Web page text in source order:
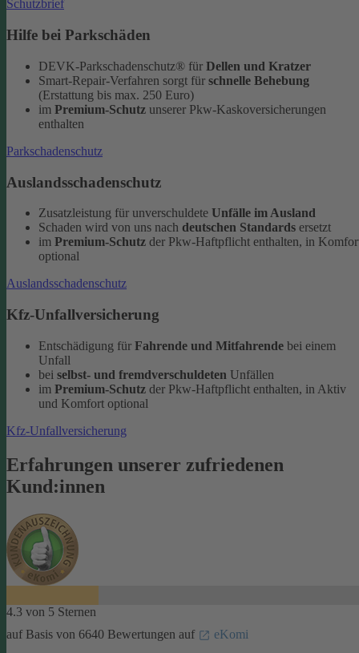
Schutzbrief
Hilfe bei Parkschäden
DEVK-Parkschadenschutz® für Dellen und Kratzer
Smart-Repair-Verfahren sorgt für schnelle Behebung
(Erstattung bis max. 250 Euro)
im Premium-Schutz unserer Pkw-Kaskoversicherungen
enthalten
Parkschadenschutz
Auslandsschadenschutz
Zusatzleistung für unverschuldete Unfälle im Ausland
Schaden wird von uns nach deutschen Standards ersetzt
im Premium-Schutz der Pkw-Haftpflicht enthalten, in
optional
Auslandsschadenschutz
Kfz-Unfallversicherung
Entschädigung für Fahrende und Mitfahrende bei einem
Unfall
bei selbst- und fremdverschuldeten Unfällen
im Premium-Schutz der Pkw-Haftpflicht enthalten, in Aktiv
und Komfort optional
Kfz-Unfallversicherung
Erfahrungen unserer zufriedenen
Kund:innen
4.3 von 5 Sternen
auf Basis von 6640 Bewertungen auf
eKomi